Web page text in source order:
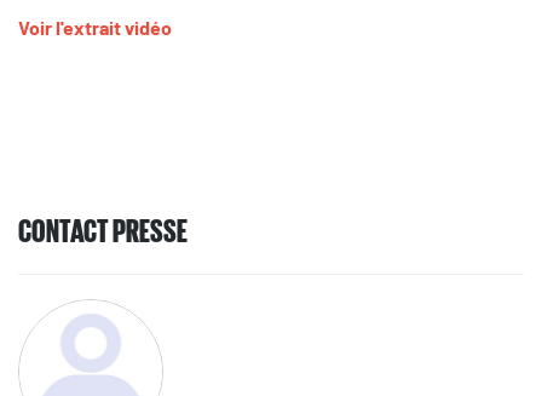
Voir l'extrait vidéo
CONTACT PRESSE